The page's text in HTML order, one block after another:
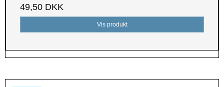
49,50 DKK
Vis produkt